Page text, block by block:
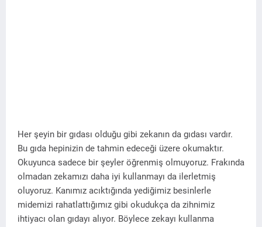
Her şeyin bir gıdası olduğu gibi zekanın da gıdası vardır.
Bu gıda hepinizin de tahmin edeceği üzere okumaktır.
Okuyunca sadece bir şeyler öğrenmiş olmuyoruz. Frakında
olmadan zekamızı daha iyi kullanmayı da ilerletmiş
oluyoruz. Kanımız acıktığında yediğimiz besinlerle
midemizi rahatlattığımız gibi okudukça da zihnimiz
ihtiyacı olan gıdayı alıyor. Böylece zekayı kullanma